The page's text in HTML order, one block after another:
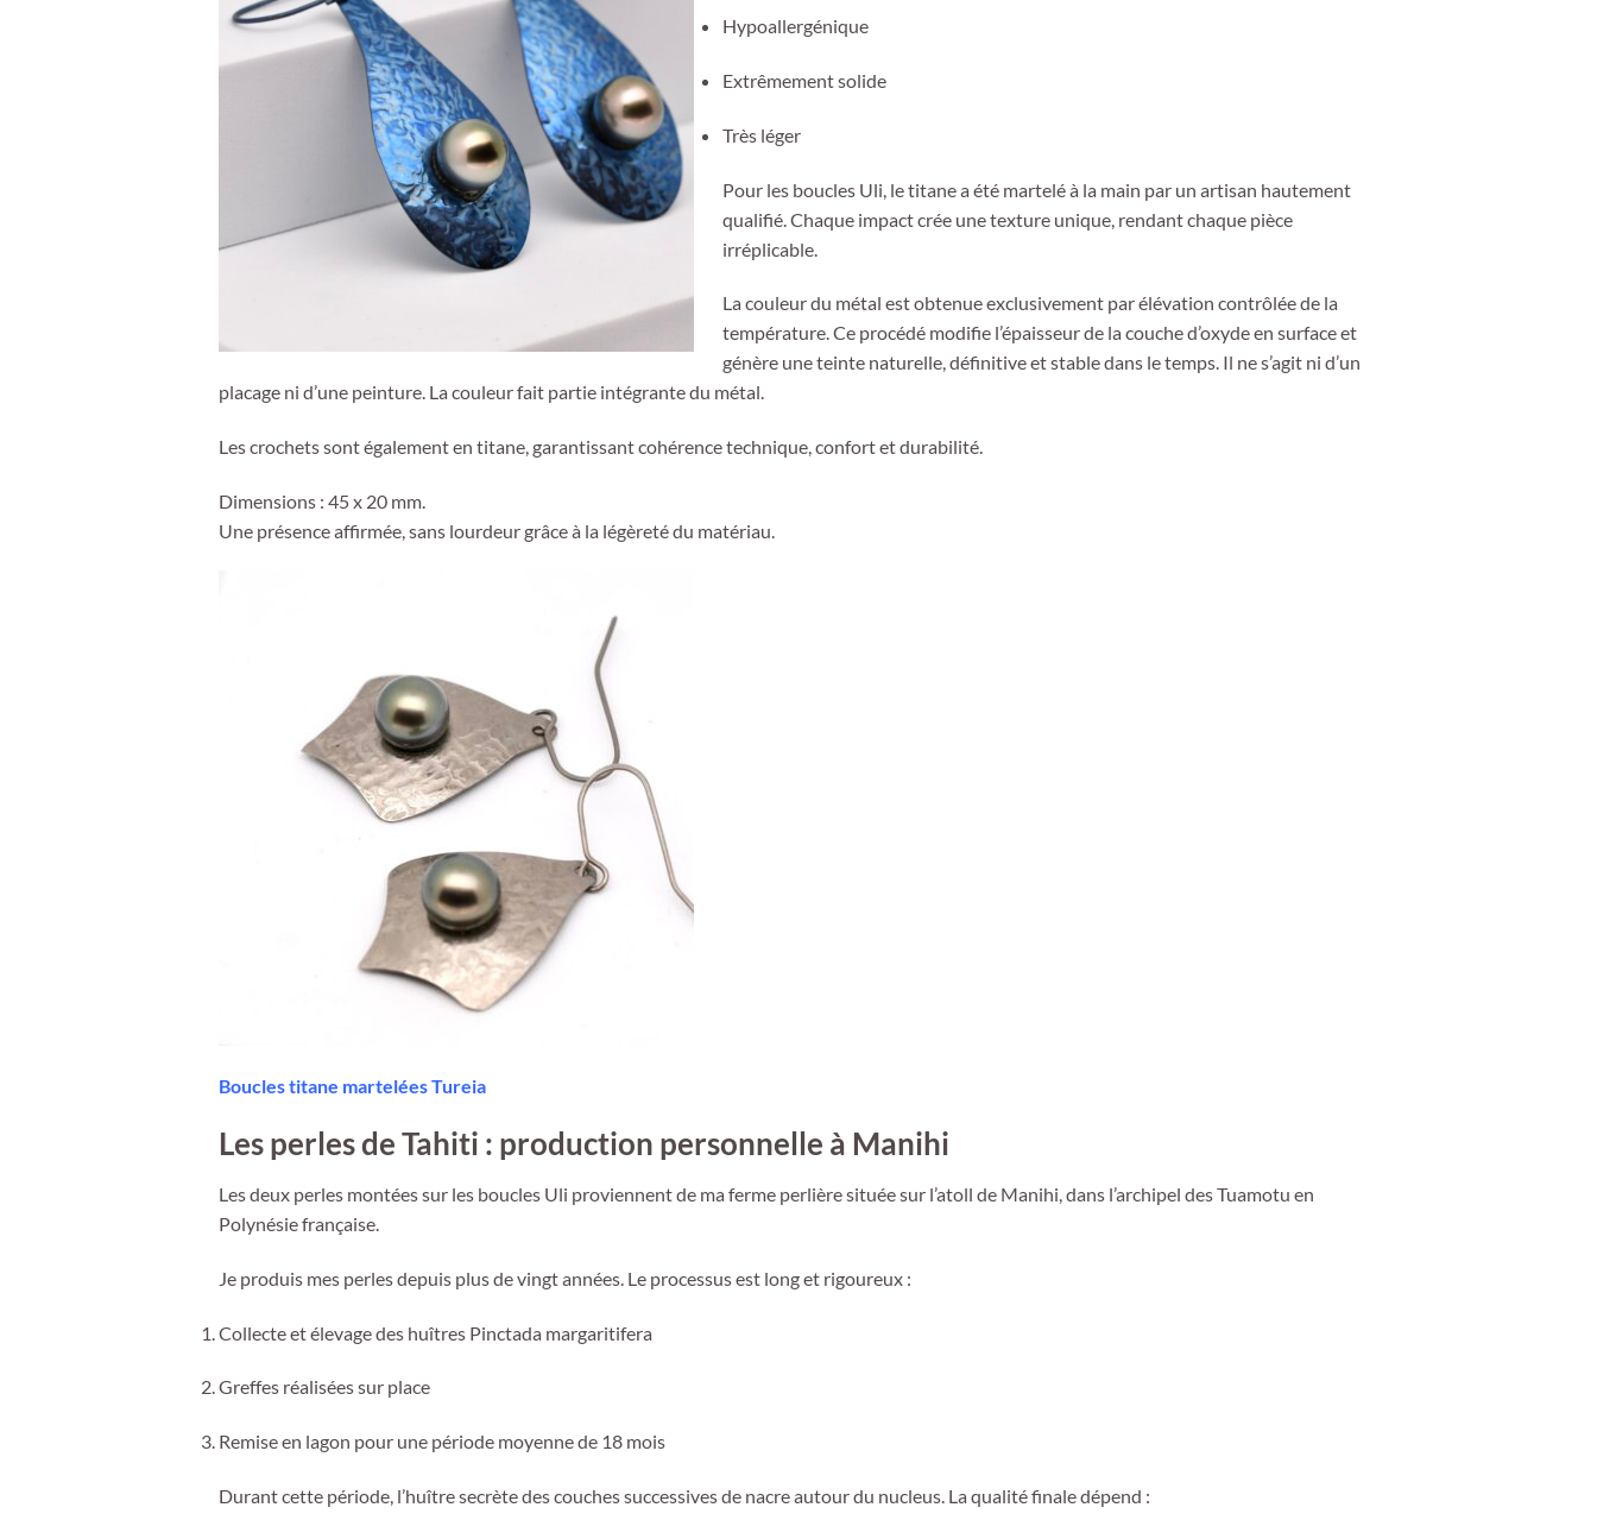
Hypoallergénique
Extrêmement solide
Très léger
Pour les boucles Uli, le titane a été martelé à la main par un artisan hautement
qualifié. Chaque impact crée une texture unique, rendant chaque pièce
irréplicable.
La couleur du métal est obtenue exclusivement par élévation contrôlée de la
température. Ce procédé modifie l’épaisseur de la couche d’oxyde en surface et
génère une teinte naturelle, définitive et stable dans le temps. Il ne s’agit ni d’un
placage ni d’une peinture. La couleur fait partie intégrante du métal.
Les crochets sont également en titane, garantissant cohérence technique, confort et durabilité.
Dimensions : 45 x 20 mm.
Une présence affirmée, sans lourdeur grâce à la légèreté du matériau.
Boucles titane martelées Tureia
Les perles de Tahiti : production personnelle à Manihi
Les deux perles montées sur les boucles Uli proviennent de ma ferme perlière située sur l’atoll de Manihi, dans l’archipel des Tuamotu en
Polynésie française.
Je produis mes perles depuis plus de vingt années. Le processus est long et rigoureux :
Collecte et élevage des huîtres Pinctada margaritifera
Greffes réalisées sur place
Remise en lagon pour une période moyenne de 18 mois
Durant cette période, l’huître secrète des couches successives de nacre autour du nucleus. La qualité finale dépend :